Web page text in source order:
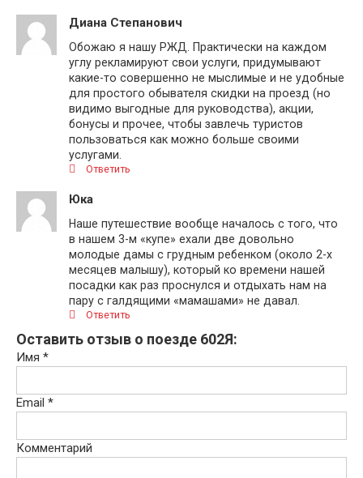
Диана Степанович
Обожаю я нашу РЖД. Практически на каждом
углу рекламируют свои услуги, придумывают
какие-то совершенно не мыслимые и не удобные
для простого обывателя скидки на проезд (но
видимо выгодные для руководства), акции,
бонусы и прочее, чтобы завлечь туристов
пользоваться как можно больше своими
услугами.
Ответить
Юка
Наше путешествие вообще началось с того, что
в нашем 3-м «купе» ехали две довольно
молодые дамы с грудным ребенком (около 2-х
месяцев малышу), который ко времени нашей
посадки как раз проснулся и отдыхать нам на
пару с галдящими «мамашами» не давал.
Ответить
Оставить отзыв о поезде 602Я:
Имя *
Email *
Комментарий